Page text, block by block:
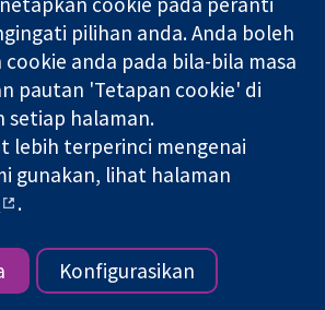
Library
sebuah badan amal (no. 1045921) dan
oleh jaminan (no. 03044323) yang
Nombor pendaftaran VAT GB 718
Cochrane
|Penafian|Kerahsiaan
pilihan anda. Anda boleh
anda pada bila-bila masa
pautan 'Tetapan cookie' di
setiap halaman.
lebih terperinci mengenai
gunakan, lihat halaman
.
Konfigurasikan